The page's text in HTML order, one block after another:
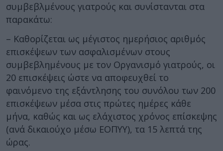
συμβεβλμένους γιατρούς και συνίστανται στα
παρακάτω:
– Καθορίζεται ως μέγιστος ημερήσιος αριθμός
επισκέψεων των ασφαλισμένων στους
συμβεβλημένους με τον Οργανισμό γιατρούς, οι
20 επισκέψεις ώστε να αποφευχθεί το
φαινόμενο της εξάντλησης του συνόλου των 200
επισκέψεων μέσα στις πρώτες ημέρες κάθε
μήνα, καθώς και ως ελάχιστος χρόνος επίσκεψης
(ανά δικαιούχο μέσω ΕΟΠΥΥ), τα 15 λεπτά της
ώρας.